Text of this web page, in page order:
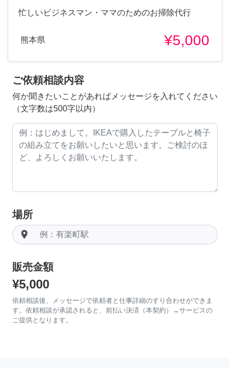
忙しいビジネスマン・ママのためのお掃除代行
熊本県 ¥5,000
ご依頼相談内容
何か聞きたいことがあればメッセージを入れてください
（文字数は500字以内）
場所
room
販売金額
¥5,000
依頼相談後、メッセージで依頼者と仕事詳細のすり合わせができま
す。依頼相談が承認されると、前払い決済（本契約）→サービスの
ご提供となります。